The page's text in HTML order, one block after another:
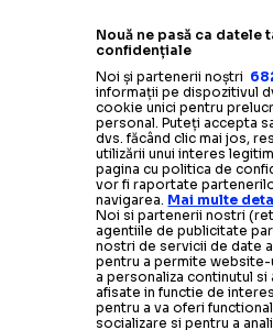
Nouă ne pasă ca datele
confidențiale
Noi și partenerii noștri
informații pe dispozitivul
cookie unici pentru
personal. Puteți accepta
dvs. făcând clic mai jos,
utilizării unui interes
pagina cu politica de
vor fi raportate
navigarea. Mai multe
Noi si partenerii nostri
agentiile de publicitate
nostri de servicii de date
pentru a permite website-
a personaliza continutul si
afisate in functie de
pentru a va oferi
socializare si pentru a